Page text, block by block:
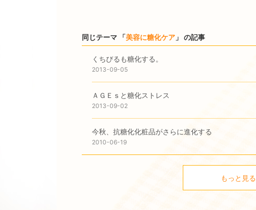
同じテーマ 「美容に糖化ケア 」 の記事
くちびるも糖化する。
2013-09-05
ＡＧＥｓと糖化ストレス
2013-09-02
今秋、抗糖化化粧品がさらに進化する
2010-06-19
もっと見る